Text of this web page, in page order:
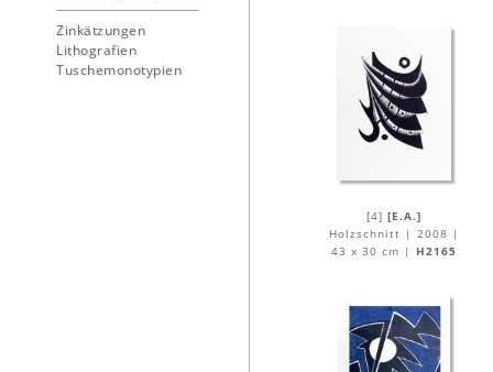
Zinkätzungen
Lithografien
Tuschemonotypien
[4] [E.A.]
Holzschnitt | 2008 |
43 x 30 cm |
H2165